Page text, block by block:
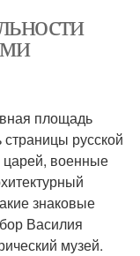
площадь
русской
царей, военные
знаковые
Василия
музей.